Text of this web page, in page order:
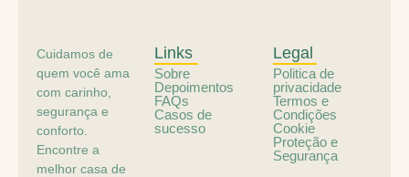
Cuidamos de
quem você ama
com carinho,
segurança e
conforto.
Encontre a
melhor casa de
Links
Sobre
Depoimentos
FAQs
Casos de
sucesso
Legal
Politica de
privacidade
Termos e
Condições
Cookie
Proteção e
Segurança